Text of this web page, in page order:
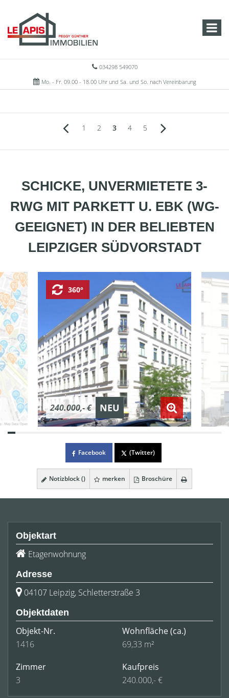
034298 549070
Mo. - Fr. 09.00 - 18.00 Uhr und Sa. und So. nach Vereinbarung
1 2 3 4 5
SCHICKE, UNVERMIETETE 3-
RWG MIT PARKETT U. EBK (WG-
GEEIGNET) IN DER BELIEBTEN
LEIPZIGER SÜDVORSTADT
240.000,- € NEU
360°
Facebook (Twitter)
Notizblock () merken Broschüre
Objektart
Etagenwohnung
Adresse
04107 Leipzig, Schletterstraße 3
Objektdaten
Objekt-Nr.
1416
Wohnfläche(ca.)
69,33 m²
Zimmer
3
Kaufpreis
240.000,- €